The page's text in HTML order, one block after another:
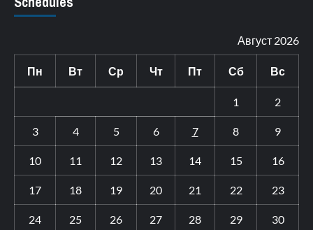
Август 2026
Пн Вт Ср Чт Пт Сб Вс
1 2
3 4 5 6 7 8 9
10 11 12 13 14 15 16
17 18 19 20 21 22 23
24 25 26 27 28 29 30